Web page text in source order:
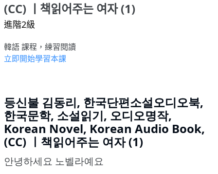
(CC) ㅣ책읽어주는 여자 (1)
進階2級
韓語 課程，練習閱讀
立即開始學習本課
등신불 김동리, 한국단편소설오디오북,
한국문학, 소설읽기, 오디오명작,
Korean Novel, Korean Audio Book,
(CC) ㅣ책읽어주는 여자 (1)
안녕하세요 노벨라예요